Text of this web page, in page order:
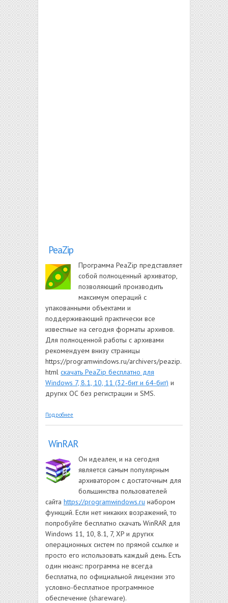
PeaZip
Программа PeaZip представляет
собой полноценный архиватор,
позволяющий производить
максимум операций с
упакованными объектами и
поддерживающий практически все
известные на сегодня форматы архивов.
Для полноценной работы с архивами
рекомендуем внизу страницы
https://programwindows.ru/archivers/peazip.
html скачать PeaZip бесплатно для
Windows 7, 8.1, 10, 11 (32-бит и 64-бит) и
других ОС без регистрации и SMS.
Подробнее
WinRAR
Он идеален, и на сегодня
является самым популярным
архиватором с достаточным для
большинства пользователей
сайта https://programwindows.ru набором
функций. Если нет никаких возражений, то
попробуйте бесплатно скачать WinRAR для
Windows 11, 10, 8.1, 7, XP и других
операционных систем по прямой ссылке и
просто его использовать каждый день. Есть
один нюанс: программа не всегда
бесплатна, по официальной лицензии это
условно-бесплатное программное
обеспечение (shareware).